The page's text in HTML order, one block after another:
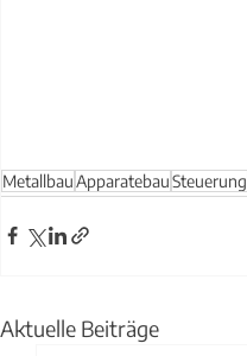
MetallbauApparatebauSteuerung
Aktuelle Beiträge